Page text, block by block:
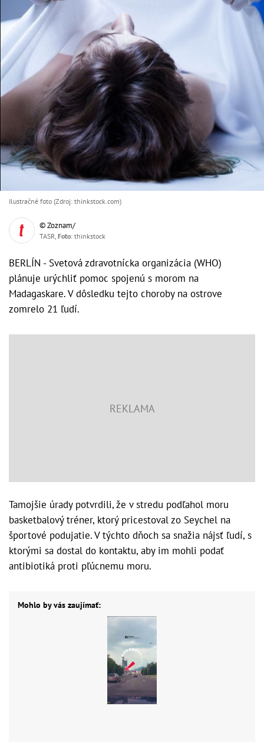
Ilustračné foto (Zdroj: thinkstock.com)
© Zoznam/
TASR, Foto: thinkstock
BERLÍN - Svetová zdravotnícka organizácia (WHO)
plánuje urýchliť pomoc spojenú s morom na
Madagaskare. V dôsledku tejto choroby na ostrove
zomrelo 21 ľudí.
Tamojšie úrady potvrdili, že v stredu podľahol moru
basketbalový tréner, ktorý pricestoval zo Seychel na
športové podujatie. V týchto dňoch sa snažia nájsť ľudí, s
ktorými sa dostal do kontaktu, aby im mohli podať
antibiotiká proti pľúcnemu moru.
Mohlo by vás zaujímať: